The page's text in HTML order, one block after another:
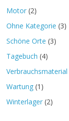
Motor (2)
Ohne Kategorie (3)
Schöne Orte (3)
Tagebuch (4)
Verbrauchsmaterial
Wartung (1)
Winterlager (2)